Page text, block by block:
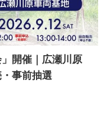
」開催｜広瀬川原
事前抽選